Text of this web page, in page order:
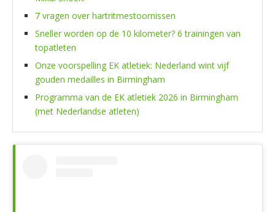
7 vragen over hartritmestoornissen
Sneller worden op de 10 kilometer? 6 trainingen van
topatleten
Onze voorspelling EK atletiek: Nederland wint vijf
gouden medailles in Birmingham
Programma van de EK atletiek 2026 in Birmingham
(met Nederlandse atleten)